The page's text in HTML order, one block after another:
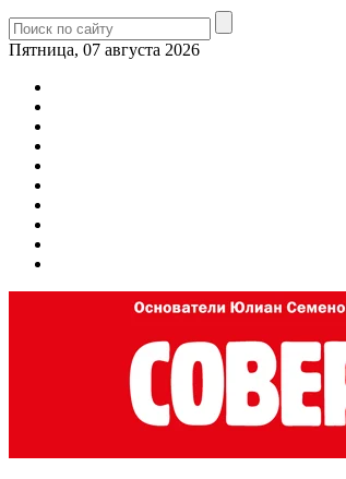
Пятница, 07 августа 2026